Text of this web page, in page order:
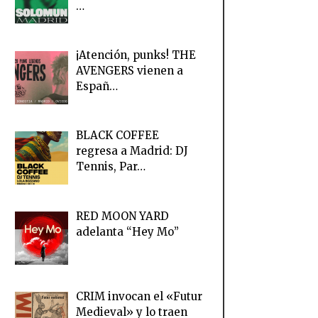
…
¡Atención, punks! THE
AVENGERS vienen a
Españ…
BLACK COFFEE
regresa a Madrid: DJ
Tennis, Par…
RED MOON YARD
adelanta “Hey Mo”
CRIM invocan el «Futur
Medieval» y lo traen